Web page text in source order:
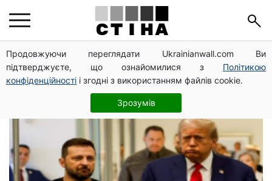
Продовжуючи переглядати Ukrainianwall.com Ви
підтверджуєте, що ознайомилися з Політикою
конфіденційності і згодні з використанням файлів cookie.
Зрозумів
Володимир
Зеленський